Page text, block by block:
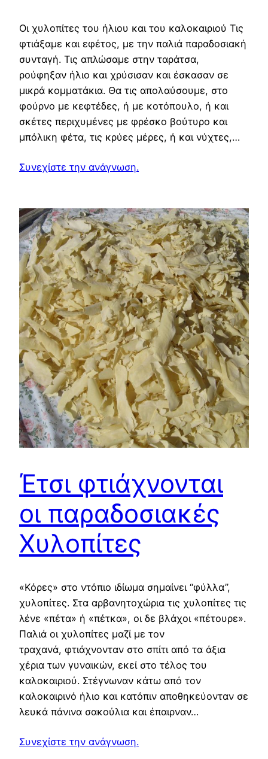
Οι χυλοπίτες του ήλιου και του καλοκαιριού Τις
φτιάξαμε και εφέτος, με την παλιά παραδοσιακή
συνταγή. Τις απλώσαμε στην ταράτσα,
ρούφηξαν ήλιο και χρύσισαν και έσκασαν σε
μικρά κομματάκια. Θα τις απολαύσουμε, στο
φούρνο με κεφτέδες, ή με κοτόπουλο, ή και
σκέτες περιχυμένες με φρέσκο βούτυρο και
μπόλικη φέτα, τις κρύες μέρες, ή και νύχτες,…
Συνεχίστε την ανάγνωση.
Έτσι φτιάχνονται
οι παραδοσιακές
Χυλοπίτες
«Κόρες» στο ντόπιο ιδίωμα σημαίνει “φύλλα”,
χυλοπίτες. Στα αρβανητοχώρια τις χυλοπίτες τις
λένε «πέτα» ή «πέτκα», οι δε βλάχοι «πέτουρε».
Παλιά οι χυλοπίτες μαζί με τον
τραχανά, φτιάχνονταν στο σπίτι από τα άξια
χέρια των γυναικών, εκεί στο τέλος του
καλοκαιριού. Στέγνωναν κάτω από τον
καλοκαιρινό ήλιο και κατόπιν αποθηκεύονταν σε
λευκά πάνινα σακούλια και έπαιρναν…
Συνεχίστε την ανάγνωση.